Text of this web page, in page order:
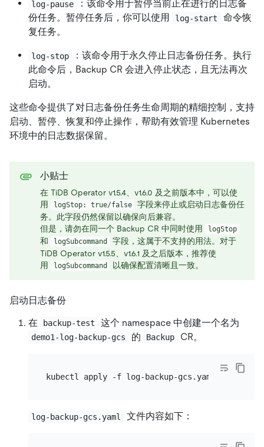
log-pause
：该命令用于暂停当前正在进行的日志备
份任务。暂停任务后，你可以使用
log-start
命令恢
复任务。
log-stop
：该命令用于永久停止日志备份任务。执行
此命令后，Backup CR 会进入停止状态，且无法再次
启动。
这些命令提供了对日志备份任务生命周期的精细控制，支持
启动、暂停、恢复和停止操作，帮助有效管理 Kubernetes
环境中的日志数据保留。
小贴士
在 TiDB Operator v1.5.4、v1.6.0 及之前版本中，可以使
用
logStop: true/false
字段来停止或启动日志备份任
务。此字段仍然保留以确保向后兼容。
但是，请勿在同一个 Backup CR 中同时使用
logStop
和 logSubcommand
字段，这属于不支持的用法。对于
TiDB Operator v1.5.5、v1.6.1 及之后版本，推荐使
用
logSubcommand 以确保配置清晰且一致。
启动日志备份
在
backup-test 这个 namespace 中创建一个名为
demo1-log-backup-gcs 的 Backup CR。
log-backup-gcs.yaml 文件内容如下：